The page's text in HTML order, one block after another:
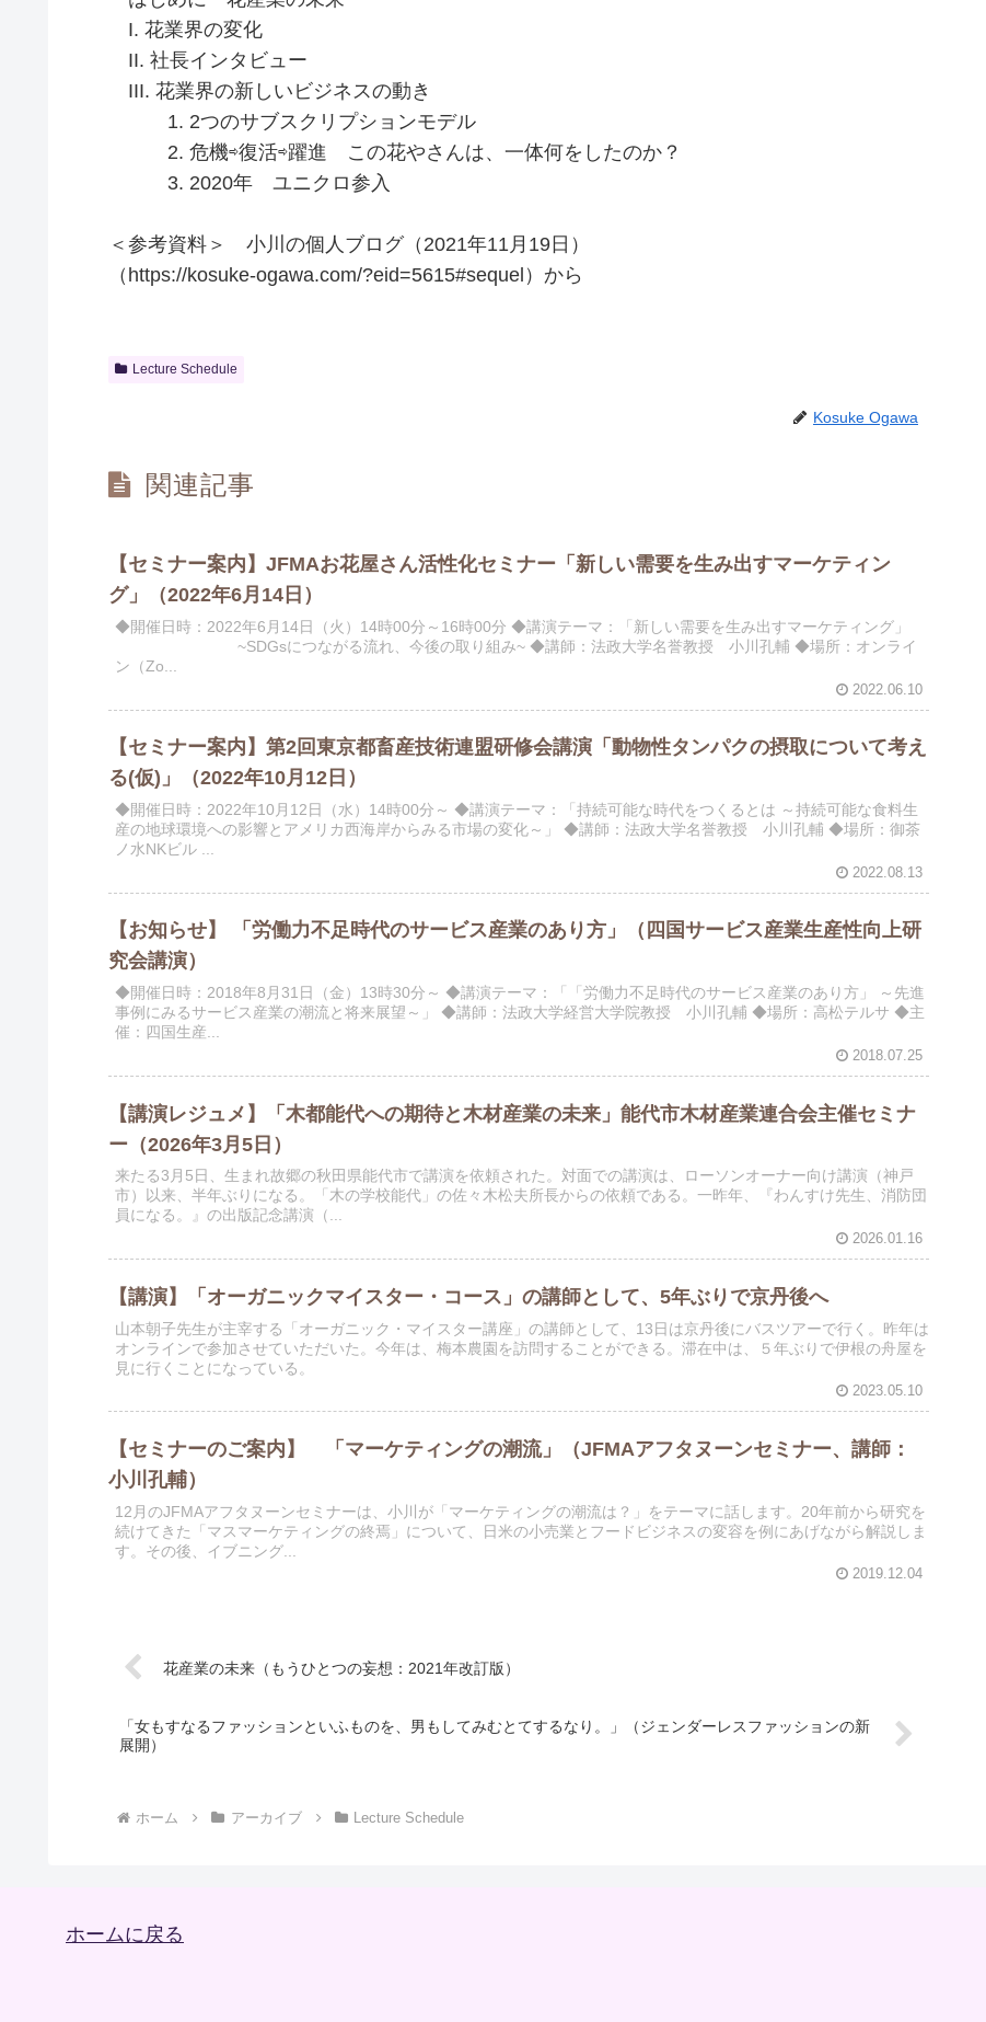
I. 花業界の変化
II. 社長インタビュー
III. 花業界の新しいビジネスの動き
1. 2つのサブスクリプションモデル
2. 危機⇨復活⇨躍進 この花やさんは、一体何をしたのか？
3. 2020年 ユニクロ参入
＜参考資料＞ 小川の個人ブログ（2021年11月19日）
（https://kosuke-ogawa.com/?eid=5615#sequel）から
Lecture Schedule
Kosuke Ogawa
関連記事
【セミナー案内】JFMAお花屋さん活性化セミナー「新しい需要を生み出すマーケティン
グ」（2022年6月14日）
◆開催日時：2022年6月14日（火）14時00分～16時00分 ◆講演テーマ：「新しい需要を生み出すマーケティング」
~SDGsにつながる流れ、今後の取り組み~ ◆講師：法政大学名誉教授 小川孔輔 ◆場所：オンライ
ン（Zo...
2022.06.10
【セミナー案内】第2回東京都畜産技術連盟研修会講演「動物性タンパクの摂取について考え
る(仮)」（2022年10月12日）
◆開催日時：2022年10月12日（水）14時00分～ ◆講演テーマ：「持続可能な時代をつくるとは ～持続可能な食料生
産の地球環境への影響とアメリカ西海岸からみる市場の変化～」 ◆講師：法政大学名誉教授 小川孔輔 ◆場所：御茶
ノ水NKビル ...
2022.08.13
【お知らせ】 「労働力不足時代のサービス産業のあり方」（四国サービス産業生産性向上研
究会講演）
◆開催日時：2018年8月31日（金）13時30分～ ◆講演テーマ：「「労働力不足時代のサービス産業のあり方」 ～先進
事例にみるサービス産業の潮流と将来展望～」 ◆講師：法政大学経営大学院教授 小川孔輔 ◆場所：高松テルサ ◆主
催：四国生産...
2018.07.25
【講演レジュメ】「木都能代への期待と木材産業の未来」能代市木材産業連合会主催セミナ
ー（2026年3月5日）
来たる3月5日、生まれ故郷の秋田県能代市で講演を依頼された。対面での講演は、ローソンオーナー向け講演（神戸
市）以来、半年ぶりになる。「木の学校能代」の佐々木松夫所長からの依頼である。一昨年、『わんすけ先生、消防団
員になる。』の出版記念講演（...
2026.01.16
【講演】「オーガニックマイスター・コース」の講師として、5年ぶりで京丹後へ
山本朝子先生が主宰する「オーガニック・マイスター講座」の講師として、13日は京丹後にバスツアーで行く。昨年は
オンラインで参加させていただいた。今年は、梅本農園を訪問することができる。滞在中は、５年ぶりで伊根の舟屋を
見に行くことになっている。
2023.05.10
【セミナーのご案内】 「マーケティングの潮流」（JFMAアフタヌーンセミナー、講師：
小川孔輔）
12月のJFMAアフタヌーンセミナーは、小川が「マーケティングの潮流は？」をテーマに話します。20年前から研究を
続けてきた「マスマーケティングの終焉」について、日米の小売業とフードビジネスの変容を例にあげながら解説しま
す。その後、イブニング...
2019.12.04
花産業の未来（もうひとつの妄想：2021年改訂版）
「女もすなるファッションといふものを、男もしてみむとてするなり。」（ジェンダーレスファッションの新
展開）
ホーム アーカイブ Lecture Schedule
ホームに戻る